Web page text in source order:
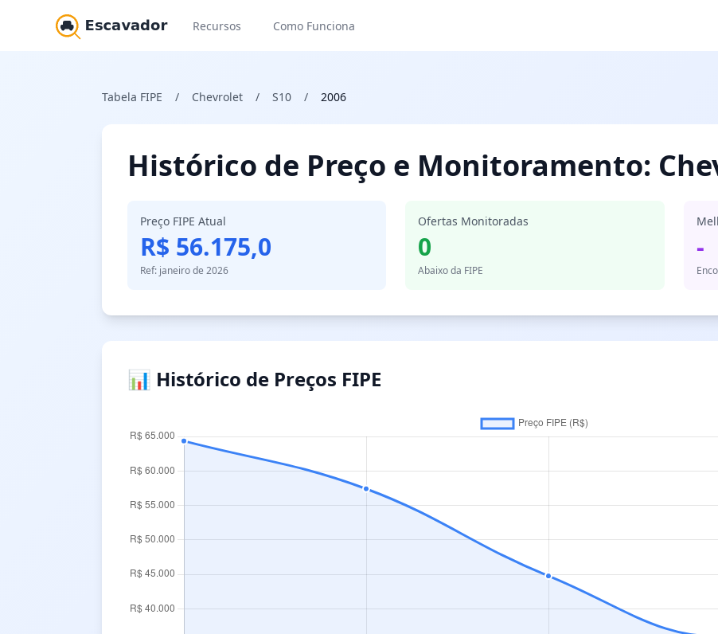
Recursos Como Funciona
Tabela FIPE / Chevrolet / S10 / 2006
Histórico de Preço e Monitoramento:
Preço FIPE Atual
R$ 56.175,0
Ref: janeiro de 2026
Ofertas Monitoradas
0
Abaixo da FIPE
-
📊 Histórico de Preços FIPE